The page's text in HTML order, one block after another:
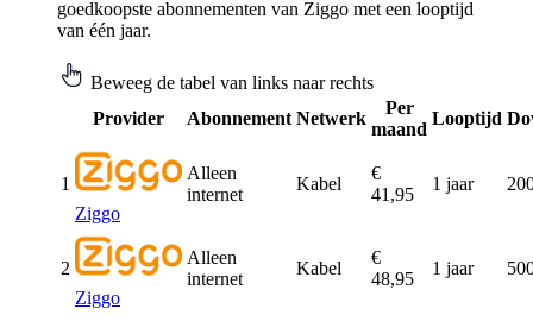
goedkoopste abonnementen van Ziggo met een looptijd
van één jaar.
Beweeg de tabel van links naar rechts
Provider
Abonnement Netwerk
Per
maand
Looptijd
1
Ziggo
Alleen
internet
Kabel
€
41,95
1 jaar
2
Ziggo
Alleen
internet
Kabel
€
48,95
1 jaar